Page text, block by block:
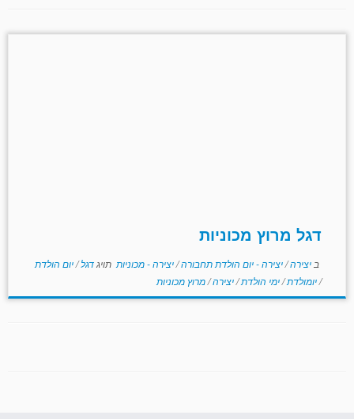
דגל מרוץ מכוניות
ב יצירה/יצירה - יום הולדת תחבורה/יצירה - מכוניות תויגדגל/יום הולדת
/יומולדת/ימי הולדת/יצירה/מרוץ מכוניות